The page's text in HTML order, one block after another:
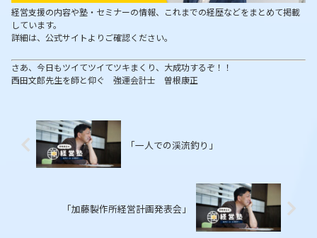
経営支援の内容や塾・セミナーの情報、これまでの経歴などをまとめて掲載
しています。
詳細は、公式サイトよりご確認ください。
さあ、今日もツイてツイてツキまくり、大成功するぞ！！
西田文郎先生を師と仰ぐ 強運会計士 曽根康正
「一人での渓流釣り」
「加藤製作所経営計画発表会」